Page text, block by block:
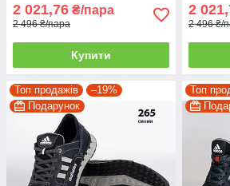
2 021,76 ₴/пара
2 496 ₴/пара
Купити
2
2 496 ₴/
Топ продажів
–19%
Подарунок
Топ